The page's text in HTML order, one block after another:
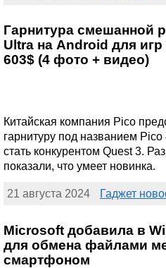
Гарнитура смешанной
Ultra на Android для
603$ (4 фото + видео)
Китайская компания Pico
гарнитуру под названием
стать конкурентом Quest 3.
показали, что умеет новинка.
21 августа 2024 Гаджет
Microsoft добавила в
для обмена файлами
смартфоном